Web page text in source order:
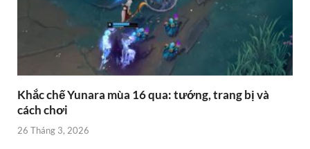
Khắc chế Yunara mùa 16 qua: tướng, trang bị và
cách chơi
26 Tháng 3, 2026